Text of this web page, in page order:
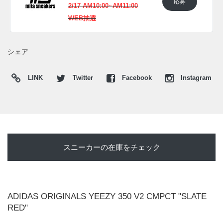
2/17 AM10:00~AM11:00
WEB抽選
シェア
LINK Twitter Facebook Instagram
スニーカーの在庫をチェック
ADIDAS ORIGINALS YEEZY 350 V2 CMPCT "SLATE
RED"